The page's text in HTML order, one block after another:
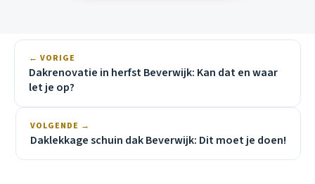
← VORIGE
Dakrenovatie in herfst Beverwijk: Kan dat en waar
let je op?
VOLGENDE →
Daklekkage schuin dak Beverwijk: Dit moet je doen!